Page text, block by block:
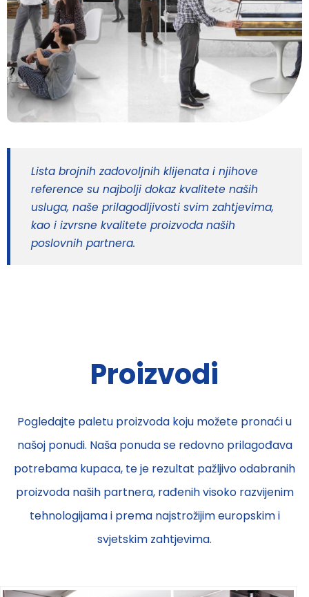
Lista brojnih zadovoljnih klijenata i njihove
reference su najbolji dokaz kvalitete naših
usluga, naše prilagodljivosti svim zahtjevima,
kao i izvrsne kvalitete proizvoda naših
poslovnih partnera.
Proizvodi
Pogledajte paletu proizvoda koju možete pronaći u
našoj ponudi. Naša ponuda se redovno prilagođava
potrebama kupaca, te je rezultat pažljivo odabranih
proizvoda naših partnera, rađenih visoko razvijenim
tehnologijama i prema najstrožijim europskim i
svjetskim zahtjevima.